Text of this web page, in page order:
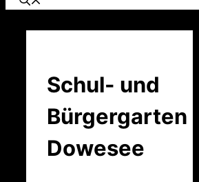
Schul- und
Bürgergarten
Dowesee